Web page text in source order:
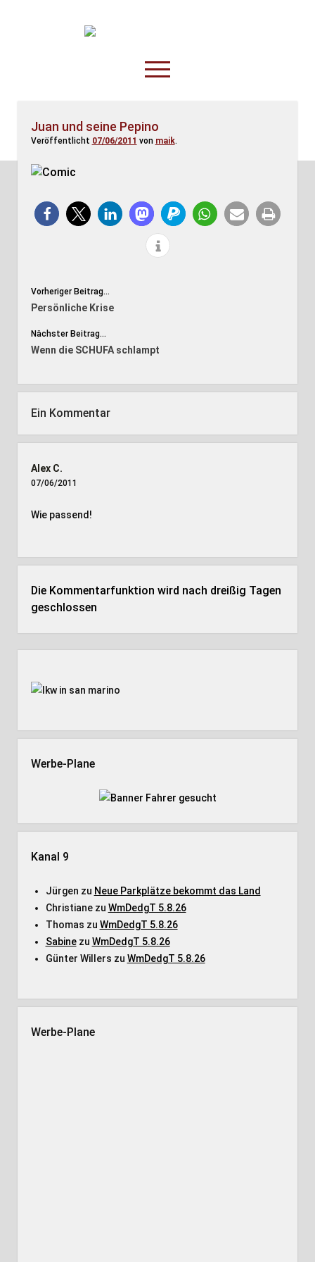
TruckOnline.de
open
menu
Anderswo
Disposition
Juan und seine Pepino
Veröffentlicht 07/06/2011 von maik.
Vorheriger Beitrag...
Persönliche Krise
Nächster Beitrag...
Wenn die SCHUFA schlampt
Ein Kommentar
Alex C.
07/06/2011
Wie passend!
Die Kommentarfunktion wird nach dreißig Tagen
geschlossen
Werbe-Plane
Kanal 9
Jürgen zu Neue Parkplätze bekommt das Land
Christianezu WmDedgT 5.8.26
Thomas zu WmDedgT 5.8.26
Sabinezu WmDedgT 5.8.26
Günter Willers zu WmDedgT 5.8.26
Werbe-Plane